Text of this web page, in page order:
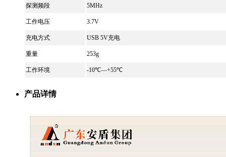
探测频段 5MHz
工作电压 3.7V
充电方式 USB 5V充电
重量 253g
工作环境 -10℃—+55℃
产品详情